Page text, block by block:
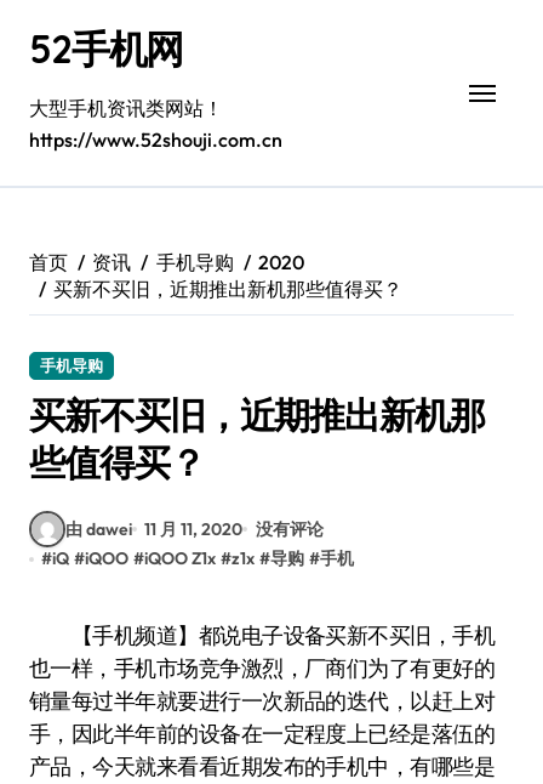
52手机网
大型手机资讯类网站！
https://www.52shouji.com.cn
首页 资讯 手机导购
2020
买新不买旧，近期推出新机那些值得买？
手机导购
买新不买旧，近期推出新机那
些值得买？
由 dawei 11 月 11, 2020 没有评论
#iQ #iQOO #iQOO Z1x #z1x #导购 #手机
【手机频道】都说电子设备买新不买旧，手机
也一样，手机市场竞争激烈，厂商们为了有更好的
销量每过半年就要进行一次新品的迭代，以赶上对
手，因此半年前的设备在一定程度上已经是落伍的
产品，今天就来看看近期发布的手机中，有哪些是